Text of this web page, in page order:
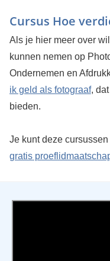
Cursus Hoe
Als je hier meer over
kunnen nemen op
Ondernemen en
ik geld als fotograaf,
bieden.
Je kunt deze
gratis